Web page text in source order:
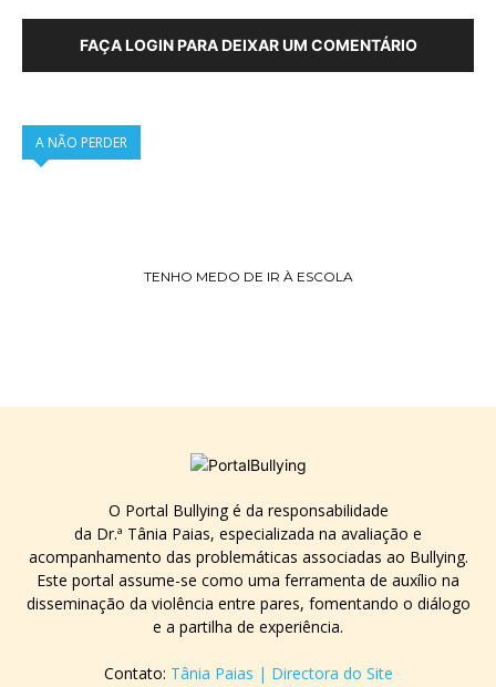
FAÇA LOGIN PARA DEIXAR UM COMENTÁRIO
A NÃO PERDER
TENHO MEDO DE IR À ESCOLA
O Portal Bullying é da responsabilidade
da Dr.ª Tânia Paias, especializada na avaliação e
acompanhamento das problemáticas associadas ao Bullying.
Este portal assume-se como uma ferramenta de auxílio na
disseminação da violência entre pares, fomentando o diálogo
e a partilha de experiência.
Contato: Tânia Paias | Directora do Site